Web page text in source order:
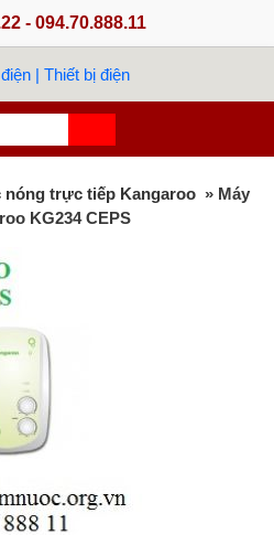
- 094.70.888.11
nóng trực tiếp Kangaroo » Máy
KG234 CEPS